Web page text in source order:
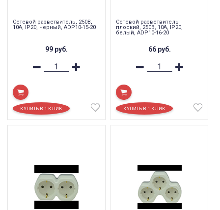
Сетевой разветвитель, 250В,
10A, IP20, черный, ADP10-15-20
99 руб.
Сетевой разветвитель
плоский, 250В, 10A, IP20,
белый, ADP10-16-20
66 руб.